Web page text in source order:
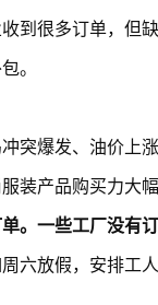
到很多订单，但
。
突爆发、油价上
装产品购买力大
。一些工厂没有
六放假，安排工人